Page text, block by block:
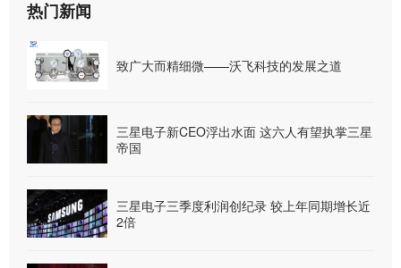
热门新闻
致广大而精细微——沃飞科技的发展之道
三星电子新CEO浮出水面 这六人有望执掌三星
帝国
三星电子三季度利润创纪录 较上年同期增长近
2倍